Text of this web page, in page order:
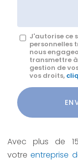
Message
J'autorise ce
personnelles
nous
transmettre à
gestion de
vos droits,
Acceptation
RGPD
Avec plus de
votreentreprise